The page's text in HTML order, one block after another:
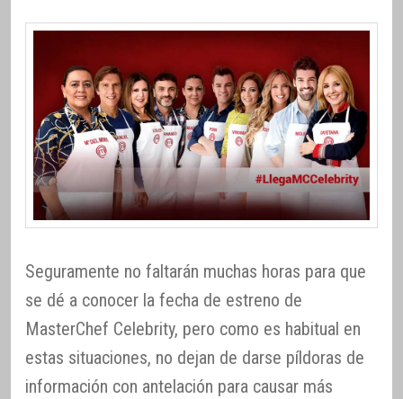
Seguramente no faltarán muchas horas para que
se dé a conocer la fecha de estreno de
MasterChef Celebrity, pero como es habitual en
estas situaciones, no dejan de darse píldoras de
información con antelación para causar más